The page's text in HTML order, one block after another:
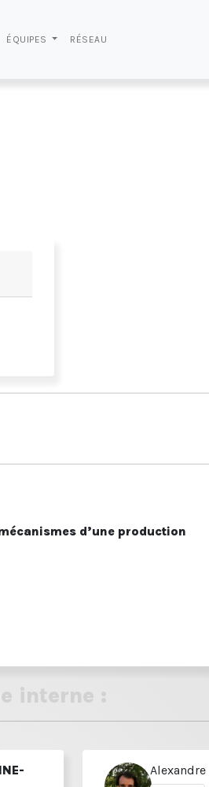
ÉQUIPES RÉSEAU
d’une production
interne :
Alexandre